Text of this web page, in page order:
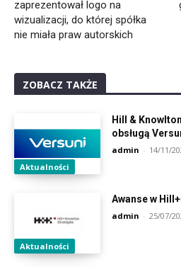
zaprezentował logo na
wizualizacji, do której spółka
nie miała praw autorskich
ZOBACZ TAKŻE
Aktualności
Hill &
obsługą
admin - 14/11/
Aktualności
Awanse w
admin - 25/07/